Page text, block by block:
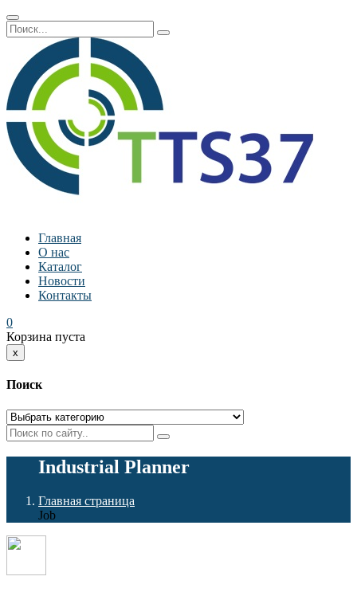
Главная
О нас
Каталог
Новости
Контакты
0
Корзина пуста
x
Поиск
Industrial Planner
Главная страница
Job